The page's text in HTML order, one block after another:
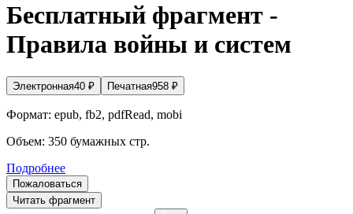
Бесплатный фрагмент -
Правила войны и систем
Электронная40 ₽ Печатная958 ₽
Формат: epub, fb2, pdfRead, mobi
Объем: 350 бумажных стр.
Подробнее
Пожаловаться
Читать фрагмент